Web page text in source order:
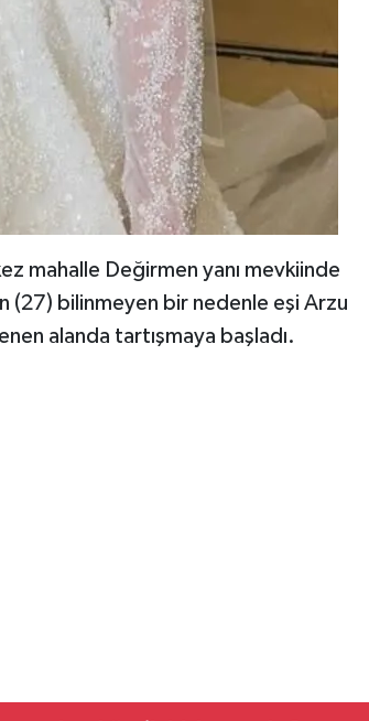
mahalle Değirmen yanı mevkiinde
(27) bilinmeyen bir nedenle eşi Arzu
alanda tartışmaya başladı.